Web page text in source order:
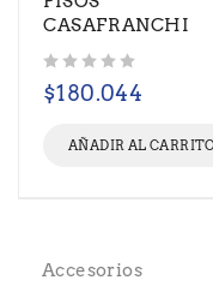
CASAFRANCHI
$180.044
AÑADIR AL
Accesorios